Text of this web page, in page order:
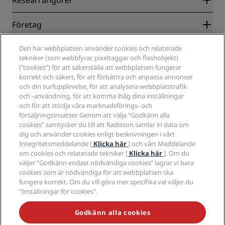
Blog
Destinationer
Radisson Hotels APP
Hotell godkända för sporter
Familjevänliga hotell
Hälsa och säkerhet
Samarbetspartners
Resebyråer
Företag
Radisson Hotel Group
Media
Jobberbjudanden RHG
Jobberbjudanden PPHE
Lediga jobb EHL
The Club by RHG
Utvecklingsmöjligheter
Ansvarsfullt företagande
Anskaffning
Juridiskt
Integritetscenter
Juridiskt meddelande
Radisson Rewards villkor
Webbplatsanvändningsavtal
Digital tillgänglighet
Uttalande om modernt slaveri
Hjälp
Meddelanden till konsumenter
Kontakt
Frågor och svar
Sidkarta
Sociala medier
Radisson Hotels varumärken
MISSA INTE VÅRA MEST POPULÄRA ERBJUDANDEN
Den här webbplatsen använder cookies och relaterade
tekniker (som webbfyrar, pixeltaggar och flashobjekt)
(”cookies”) för att säkerställa att webbplatsen fungerar
korrekt och säkert, för att förbättra och anpassa annonser
och din surfupplevelse, för att analysera webbplatstrafik
och -användning, för att komma ihåg dina inställningar
och för att stödja våra marknadsförings- och
försäljningsinsatser. Genom att välja ”Godkänn alla
cookies” samtycker du till att Radisson samlar in data om
dig och använder cookies enligt beskrivningen i vårt
Integritetsmeddelande [ Klicka här] och vårt Meddelande
om cookies och relaterade tekniker [ Klicka här]. Om du
väljer ”Godkänn endast nödvändiga cookies” lagrar vi bara
cookies som är nödvändiga för att webbplatsen ska
fungera korrekt. Om du vill göra mer specifika val väljer du
”Inställningar för cookies”.
Godkänn alla cookies